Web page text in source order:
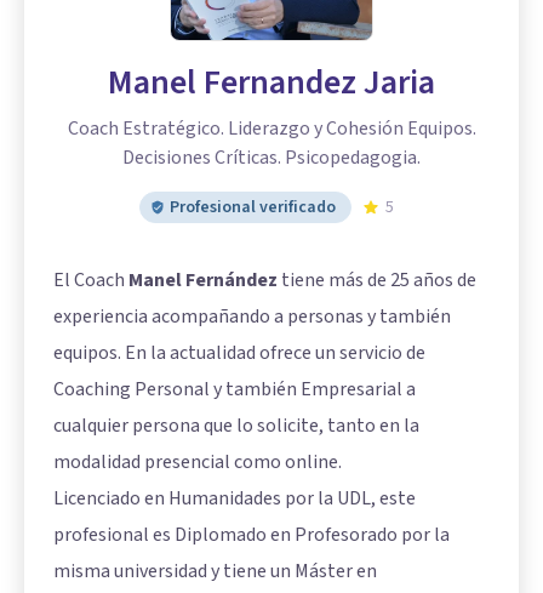
Manel Fernandez Jaria
Coach Estratégico. Liderazgo y Cohesión Equipos.
Decisiones Críticas. Psicopedagogia.
Profesional verificado 5
El Coach Manel Fernández tiene más de 25 años de
experiencia acompañando a personas y también
equipos. En la actualidad ofrece un servicio de
Coaching Personal y también Empresarial a
cualquier persona que lo solicite, tanto en la
modalidad presencial como online.
Licenciado en Humanidades por la UDL, este
profesional es Diplomado en Profesorado por la
misma universidad y tiene un Máster en